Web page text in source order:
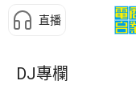
直播
DJ專欄